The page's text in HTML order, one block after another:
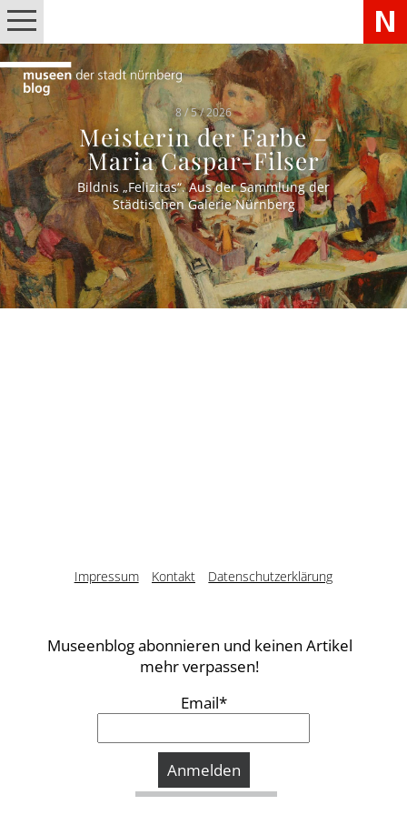
8 / 5 / 2026
Meisterin der Farbe –
Maria Caspar-Filser
Bildnis „Felizitas“. Aus der Sammlung der
Städtischen Galerie Nürnberg
Impressum Kontakt Datenschutzerklärung
Museenblog abonnieren und keinen Artikel
mehr verpassen!
Email*